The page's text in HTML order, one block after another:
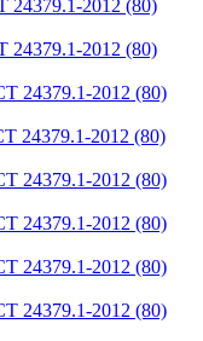
2012 (80)
2012 (80)
24379.1-2012 (80)
24379.1-2012 (80)
24379.1-2012 (80)
24379.1-2012 (80)
24379.1-2012 (80)
24379.1-2012 (80)